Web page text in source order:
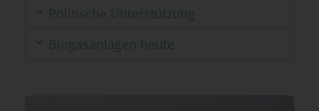
Politische Unterstützung
Biogasanlagen heute